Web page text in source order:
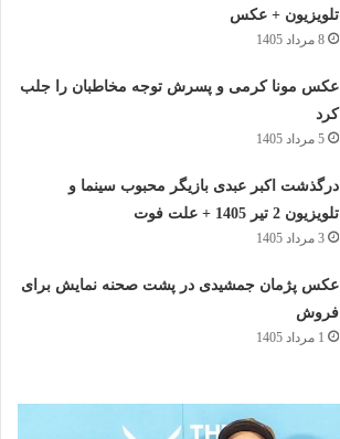
تلویزیون + عکس
8 مرداد 1405
عکس مونا کرمی و پسرش توجه مخاطبان را جلب
کرد
5 مرداد 1405
درگذشت اکبر عبدی بازیگر محبوب سینما و
تلویزیون 2 تیر 1405 + علت فوت
3 مرداد 1405
عکس پژمان جمشیدی در پشت صحنه نمایش برای
فروش
1 مرداد 1405